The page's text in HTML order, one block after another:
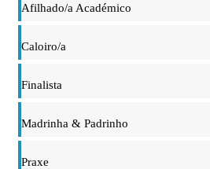
Afilhado/a Académico
Caloiro/a
Finalista
Madrinha & Padrinho
Praxe